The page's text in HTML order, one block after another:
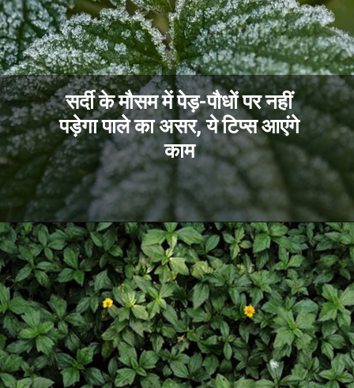
सर्दी के मौसम में पेड़-पौधों पर नहीं
पड़ेगा पाले का असर, ये टिप्स आएंगे
काम